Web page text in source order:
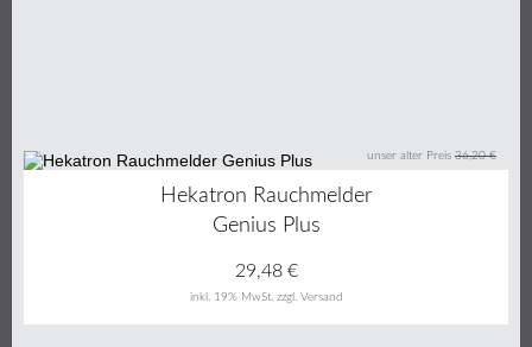
unser alter Preis 36,20 €
Hekatron Rauchmelder
Genius Plus
inkl. 19% MwSt. zzgl. Versand
29,48€